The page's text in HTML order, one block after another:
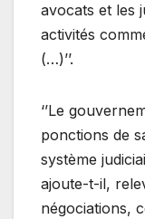
avocats et les
activités
(…)’’.
‘’Le
ponctions de
système
ajoute-t-il,
négociations,